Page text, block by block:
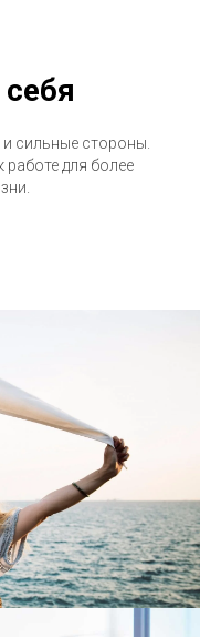
сильные стороны.
для более